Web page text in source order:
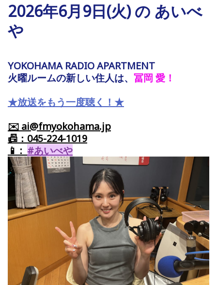
2026年6月9日(火) の あいべ
や
YOKOHAMA RADIO APARTMENT
火曜ルームの新しい住人は、 冨岡 愛 ！
★放送をもう一度聴く！★
✉️ ai@fmyokohama.jp
📠：045-224-1019
📱 : #あいべや